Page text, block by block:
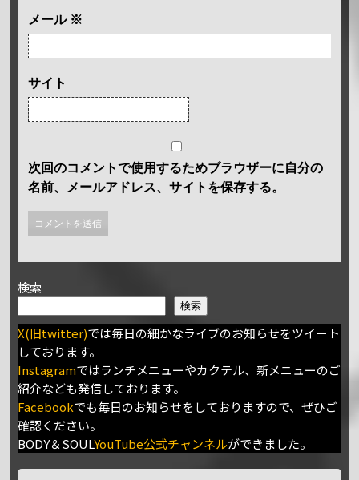
メール ※
サイト
次回のコメントで使用するためブラウザーに自分の
名前、メールアドレス、サイトを保存する。
検索
検索
X(旧twitter)では毎日の細かなライブのお知らせをツイート
しております。
Instagramではランチメニューやカクテル、新メニューのご
紹介なども発信しております。
Facebookでも毎日のお知らせをしておりますので、ぜひご
確認ください。
BODY＆SOULYouTube公式チャンネルができました。